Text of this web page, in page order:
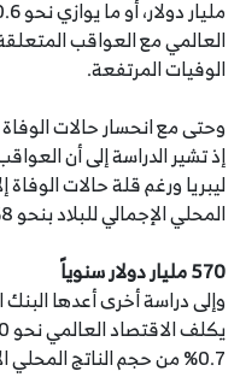
العالمي مع العواقب
الوفيات المرتفعة.
وحتى مع انحسار حالات
إذ تشير الدراسة إلى أن
ليبريا ورغم قلة حالات
المحلي الإجمالي للبلاد بنحو 8% في عامي 2013-2014.
570 مليار دولار سنوياً
وإلى دراسة أخرى أعدها البنك
0.7% من حجم الناتج المحلي الإجمالي العالمي.